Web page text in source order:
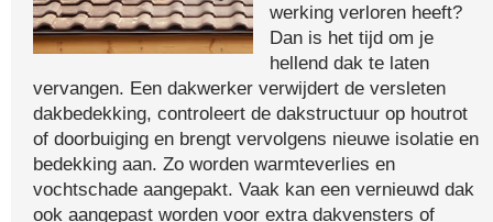
werking verloren heeft?
Dan is het tijd om je
hellend dak te laten
vervangen. Een dakwerker verwijdert de versleten
dakbedekking, controleert de dakstructuur op houtrot
of doorbuiging en brengt vervolgens nieuwe isolatie en
bedekking aan. Zo worden warmteverlies en
vochtschade aangepakt. Vaak kan een vernieuwd dak
ook aangepast worden voor extra dakvensters of